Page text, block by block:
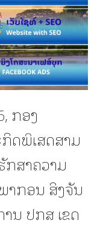
ກອງ
ດພິເສດສາມ
ສາຄວາມ
າກອນ ສິງຈັນ
ນ ປກສ ເຂດ